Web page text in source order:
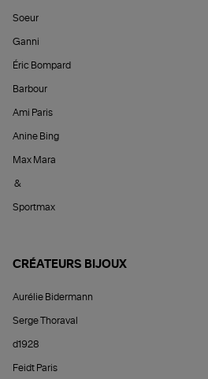
Soeur
Ganni
Éric Bompard
Barbour
Ami Paris
Anine Bing
Max Mara
&
Sportmax
CRÉATEURS BIJOUX
Aurélie Bidermann
Serge Thoraval
d1928
Feidt Paris